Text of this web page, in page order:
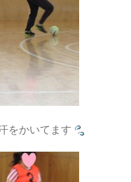
をかいてます